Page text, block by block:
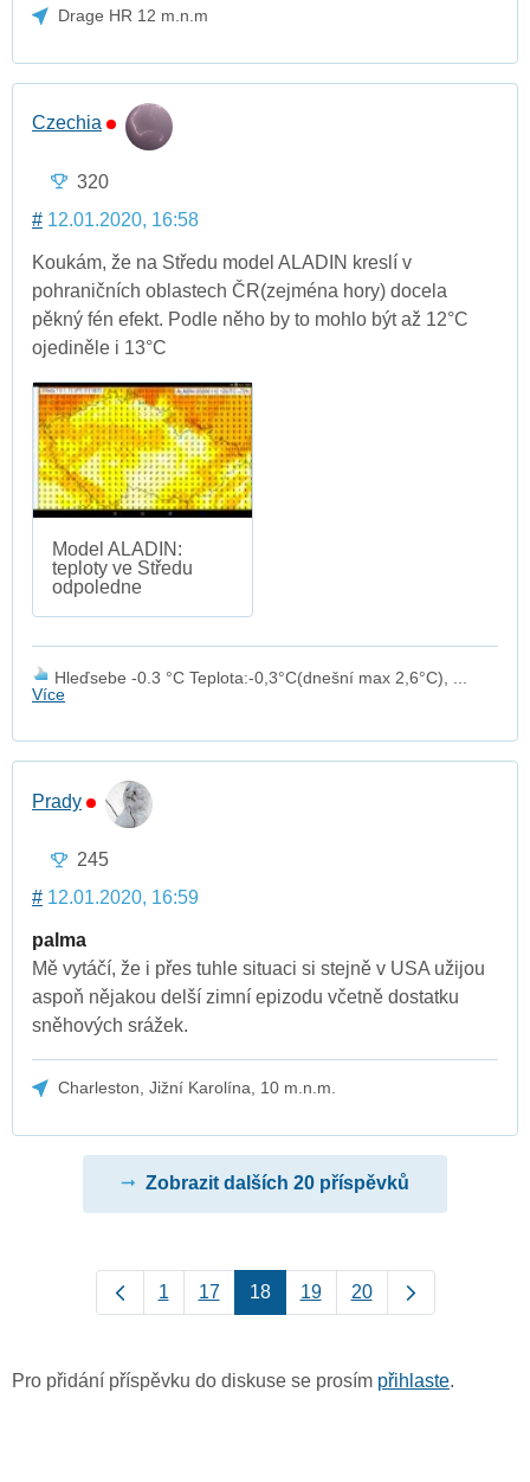
Drage HR 12 m.n.m
Czechia
320
# 12.01.2020, 16:58
Koukám, že na Středu model ALADIN kreslí v
pohraničních oblastech ČR(zejména hory) docela
pěkný fén efekt. Podle něho by to mohlo být až 12°C
ojediněle i 13°C
Model ALADIN:
teploty ve Středu
odpoledne
Hleďsebe -0.3 °C Teplota:-0,3°C(dnešní max 2,6°C), ...
Více
Prady
245
# 12.01.2020, 16:59
palma
Mě vytáčí, že i přes tuhle situaci si stejně v USA užijou
aspoň nějakou delší zimní epizodu včetně dostatku
sněhových srážek.
Charleston, Jižní Karolína, 10 m.n.m.
Zobrazit dalších 20 příspěvků
1 17 18 19 20
Pro přidání příspěvku do diskuse se prosím přihlaste.